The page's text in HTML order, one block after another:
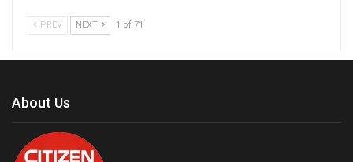
PREV NEXT 1 of 71
About Us